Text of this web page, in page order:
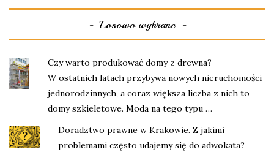
Losowo wybrane
Czy warto produkować domy z drewna?
W ostatnich latach przybywa nowych nieruchomości
jednorodzinnych, a coraz większa liczba z nich to
domy szkieletowe. Moda na tego typu …
Doradztwo prawne w Krakowie. Z jakimi
problemami często udajemy się do adwokata?